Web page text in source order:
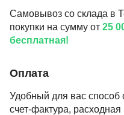
Самовывоз со склада в
покупки на сумму от 25
бесплатная!
Оплата
Удобный для вас способ
счет-фактура,